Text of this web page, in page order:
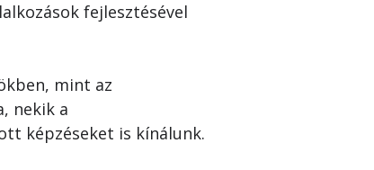
fejlesztésével
mint az
nekik a
képzéseket is kínálunk.